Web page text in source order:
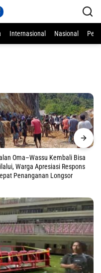
Internasional Nasional
Oma–Wassu Kembali Bisa
Warga Apresiasi Respons
Penanganan Longsor